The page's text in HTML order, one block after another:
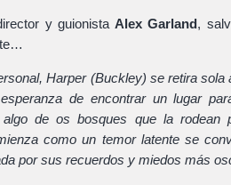
y guionistaAlex Garland,
Harper (Buckley) se retira sola
de encontrar un lugar
de os bosques que la rodean
como un temor latente se
por sus recuerdos y miedos más